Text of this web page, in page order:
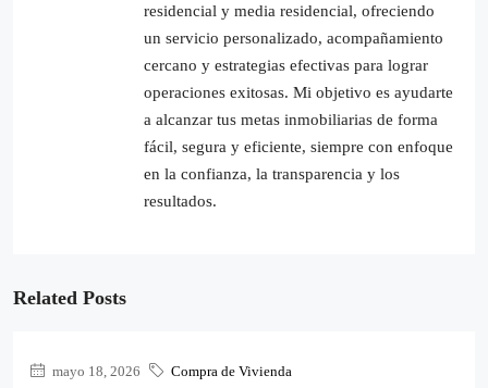
residencial y media residencial, ofreciendo
un servicio personalizado, acompañamiento
cercano y estrategias efectivas para lograr
operaciones exitosas. Mi objetivo es ayudarte
a alcanzar tus metas inmobiliarias de forma
fácil, segura y eficiente, siempre con enfoque
en la confianza, la transparencia y los
resultados.
Related Posts
mayo 18, 2026 Compra de Vivienda